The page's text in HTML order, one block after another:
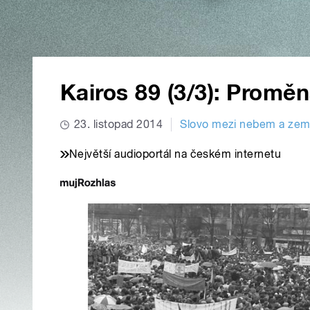
Kairos 89 (3/3):
23. listopad 2014 Slovo mezi nebem a
Největší audioportál na českém internetu